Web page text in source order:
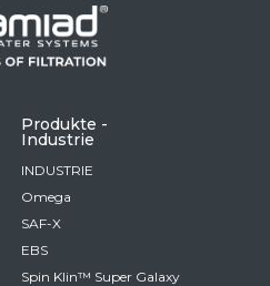
location, we recommend
website for you
- English
Produkte -
Industrie
INDUSTRIE
Omega
SAF-X
EBS
Spin Klin™ Super Galaxy